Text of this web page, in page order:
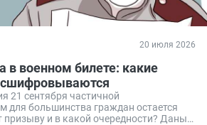
20 июля 2026
в военном билете: какие
21 сентября частичной
для большинства граждан остается
призыву и в какой очередности? Даны